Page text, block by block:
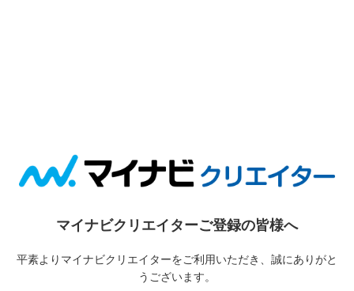
マイナビクリエイターご登録の皆様へ
平素よりマイナビクリエイターをご利用いただき、誠にありがと
うございます。